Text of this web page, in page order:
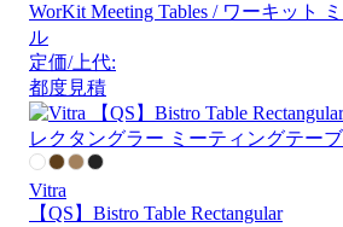
WorKit Meeting Tables / ワーキット
ル
定価/上代:
都度見積
Vitra
【QS】Bistro Table Rectangular